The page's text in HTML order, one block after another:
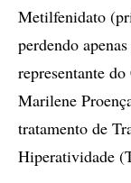
Metilfenidato
perdendo
representante
Marilene
tratamento de
Hiperatividade